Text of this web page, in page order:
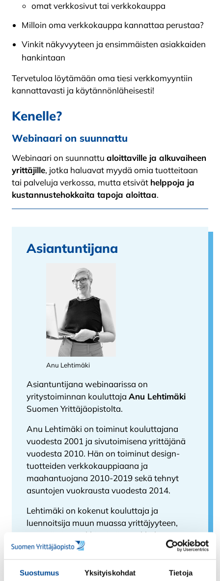
Suostumus Yksityiskohdat Tietoja
omat verkkosivut tai verkkokauppa
Milloin oma verkkokauppa kannattaa perustaa?
Vinkit näkyvyyteen ja ensimmäisten asiakkaiden
hankintaan
Tervetuloa löytämään oma tiesi verkkomyyntiin
kannattavasti ja käytännönläheisesti!
Kenelle?
Webinaari on suunnattu
Webinaari on suunnattu aloittaville ja alkuvaiheen
yrittäjille, jotka haluavat myydä omia tuotteitaan
tai palveluja verkossa, mutta etsivät helppoja ja
kustannustehokkaita tapoja aloittaa.
Asiantuntijana
Anu Lehtimäki
Asiantuntijana webinaarissa on
yritystoiminnan kouluttaja Anu Lehtimäki
Suomen Yrittäjäopistolta.
Anu Lehtimäki on toiminut kouluttajana
vuodesta 2001 ja sivutoimisena yrittäjänä
vuodesta 2010. Hän on toiminut design-
tuotteiden verkkokauppiaana ja
maahantuojana 2010-2019 sekä tehnyt
asuntojen vuokrausta vuodesta 2014.
Lehtimäki on kokenut kouluttaja ja
luennoitsija muun muassa yrittäjyyteen,
myyntiin ja markkinointiin, verkkokauppaan
ja tuotteistamiseen liittyvissä aiheissa.
Lisäksi hänellä on monipuolinen osaaminen
yritysten sparraamisesta ja kehittämisestä